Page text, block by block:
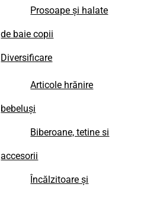
Prosoape și halate
de baie copii
Diversificare
Articole hrănire
bebeluși
Biberoane, tetine si
accesorii
Încălzitoare și